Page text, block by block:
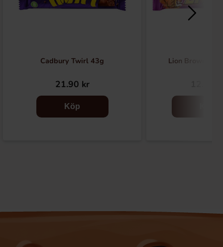
Cadbury Twirl 43g
21.90 kr
Köp
Lion Brownie